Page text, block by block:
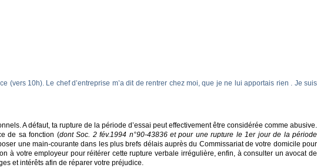
(vers 10h). Le chef d’entreprise m’a dit de rentrer chez moi, que je ne lui apportais rien . Je suis
A défaut, ta rupture de la période d’essai peut effectivement être considérée comme abusive.
de sa fonction (dont Soc. 2 fév.1994 n°90-43836 et pour une rupture le 1er jour de la période
une main-courante dans les plus brefs délais auprès du Commissariat de votre domicile pour
à votre employeur pour réitérer cette rupture verbale irrégulière, enfin, à consulter un avocat de
et intérêts afin de réparer votre préjudice.